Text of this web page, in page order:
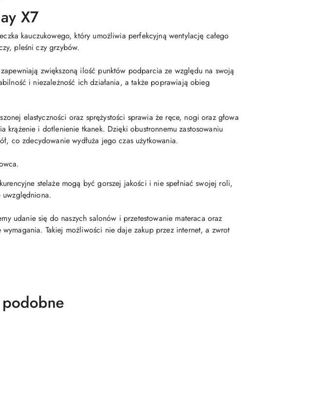
X7
kauczukowego, który umożliwia perfekcyjną wentylację całego
pleśni czy grzybów.
zwiększoną ilość punktów podparcia ze względu na swoją
i niezależność ich działania, a także poprawiają obieg
elastyczności oraz sprężystości sprawia że ręce, nogi oraz głowa
i dotlenienie tkanek. Dzięki obustronnemu zastosowaniu
co zdecydowanie wydłuża jego czas użytkowania.
stelaże mogą być gorszej jakości i nie spełniać swojej roli,
uwzględniona.
udanie się do naszych salonów i przetestowanie materaca oraz
Takiej możliwości nie daje zakup przez internet, a zwrot